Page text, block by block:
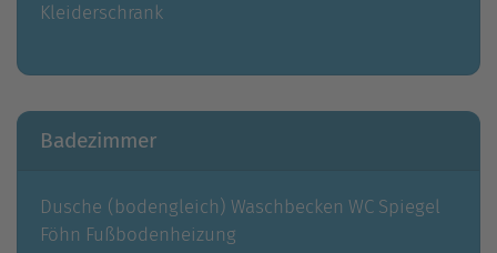
Kleiderschrank
Badezimmer
Dusche (bodengleich) Waschbecken WC Spiegel
Föhn Fußbodenheizung